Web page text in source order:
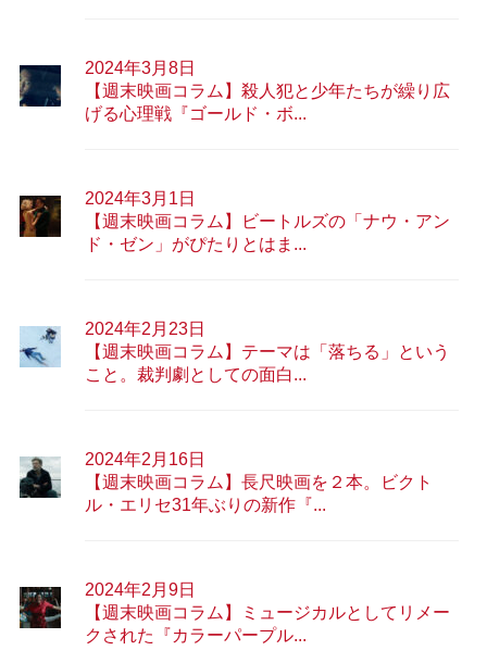
2024年3月8日
【週末映画コラム】殺人犯と少年たちが繰り広
げる心理戦『ゴールド・ボ...
2024年3月1日
【週末映画コラム】ビートルズの「ナウ・アン
ド・ゼン」がぴたりとはま...
2024年2月23日
【週末映画コラム】テーマは「落ちる」という
こと。裁判劇としての面白...
2024年2月16日
【週末映画コラム】長尺映画を２本。ビクト
ル・エリセ31年ぶりの新作『...
2024年2月9日
【週末映画コラム】ミュージカルとしてリメー
クされた『カラーパープル...